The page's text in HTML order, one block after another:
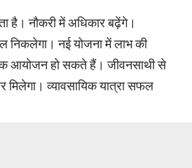
है। नौकरी में अधिकार बढ़ेंगे।
निकलेगा। नई योजना में लाभ की
आयोजन हो सकते हैं। जीवनसाथी से
मिलेगा। व्यावसायिक यात्रा सफल